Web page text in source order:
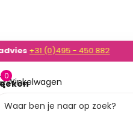
- 450 882
+31 (0)495 - 450 882
Winkelwagen
0
0,00